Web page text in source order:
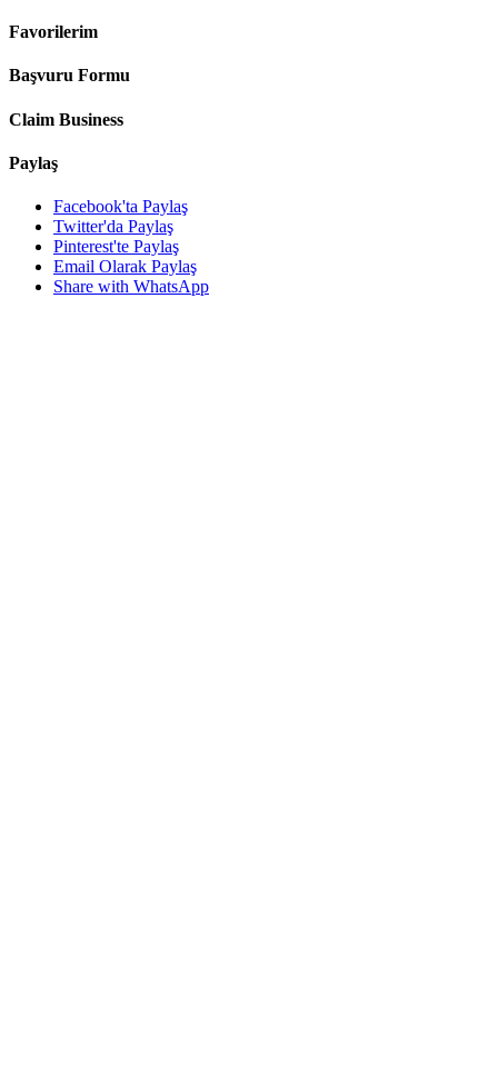
Favorilerim
Başvuru Formu
Claim Business
Paylaş
Facebook'ta Paylaş
Twitter'da Paylaş
Pinterest'te Paylaş
Email Olarak Paylaş
Share with WhatsApp